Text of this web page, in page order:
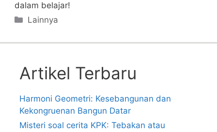
dalam belajar!
Categories
Lainnya
Artikel Terbaru
Harmoni Geometri: Kesebangunan dan
Kekongruenan Bangun Datar
Misteri soal cerita KPK: Tebakan atau